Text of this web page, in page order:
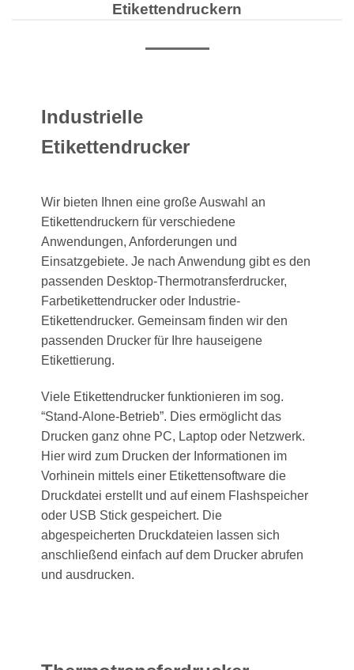
Etikettendruckern
Industrielle
Etikettendrucker
Wir bieten Ihnen eine große Auswahl an
Etikettendruckern für verschiedene
Anwendungen, Anforderungen und
Einsatzgebiete. Je nach Anwendung gibt es den
passenden Desktop-Thermotransferdrucker,
Farbetikettendrucker oder Industrie-
Etikettendrucker. Gemeinsam finden wir den
passenden Drucker für Ihre hauseigene
Etikettierung.
Viele Etikettendrucker funktionieren im sog.
“Stand-Alone-Betrieb”. Dies ermöglicht das
Drucken ganz ohne PC, Laptop oder Netzwerk.
Hier wird zum Drucken der Informationen im
Vorhinein mittels einer Etikettensoftware die
Druckdatei erstellt und auf einem Flashspeicher
oder USB Stick gespeichert. Die
abgespeicherten Druckdateien lassen sich
anschließend einfach auf dem Drucker abrufen
und ausdrucken.